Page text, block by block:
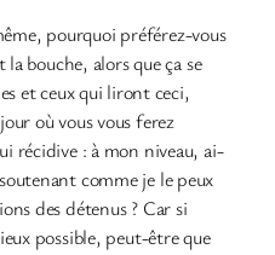
pourquoi préférez-vous
bouche, alors que ça se
et ceux qui liront ceci,
où vous vous ferez
récidive : à mon niveau, ai-
comme je le peux
des détenus ? Car si
possible, peut-être que